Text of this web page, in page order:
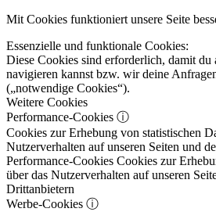
Mit Cookies funktioniert unsere Seite
Essenzielle und funktionale Cookies:
Diese Cookies sind erforderlich, damit du
navigieren kannst bzw. wir deine
(„notwendige Cookies“).
Weitere Cookies
Performance-Cookies ⓘ
Cookies zur Erhebung von statistischen
Nutzerverhalten auf unseren Seiten und
Performance-Cookies Cookies zur
über das Nutzerverhalten auf unseren
Drittanbietern
Werbe-Cookies ⓘ